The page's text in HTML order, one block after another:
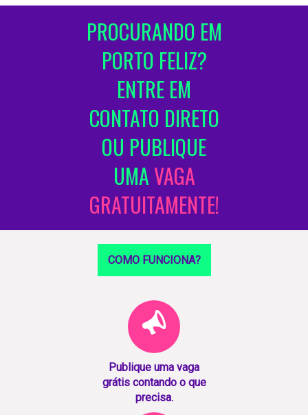
PROCURANDO EM
PORTO FELIZ?
ENTRE EM
CONTATO DIRETO
OU PUBLIQUE
UMAVAGA
GRATUITAMENTE!
COMO FUNCIONA?
Publique uma vaga
grátis contando o que
precisa.